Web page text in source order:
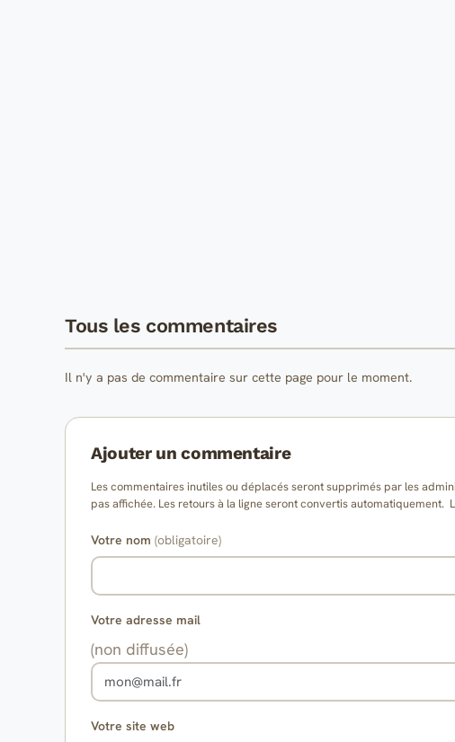
Tous les commentaires
Il n'y a pas de commentaire sur cette page pour le moment.
Ajouter un commentaire
Les commentaires inutiles ou déplacés seront supprimés par les
pas affichée. Les retours à la ligne seront convertis automatiquement.
Votre nom (obligatoire)
Votre adresse mail
(non diffusée)
Votre site web